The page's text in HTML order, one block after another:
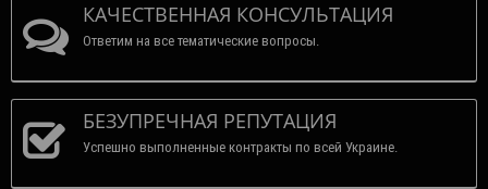
КАЧЕСТВЕННАЯ КОНСУЛЬТАЦИЯ
Ответим на все тематические вопросы.
БЕЗУПРЕЧНАЯ РЕПУТАЦИЯ
Успешно выполненные контракты по всей Украине.